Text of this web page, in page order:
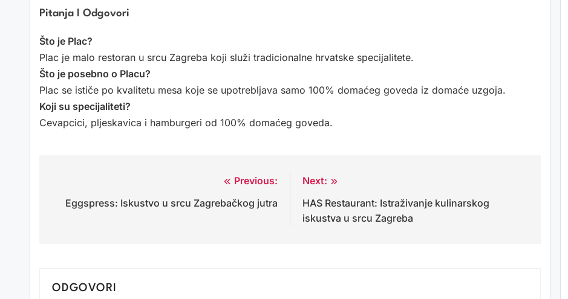
Pitanja I Odgovori
Što je Plac?
Plac je malo restoran u srcu Zagreba koji služi tradicionalne hrvatske specijalitete.
Što je posebno o Placu?
Plac se ističe po kvalitetu mesa koje se upotrebljava samo 100% domaćeg goveda iz domaće uzgoja.
Koji su specijaliteti?
Cevapcici, pljeskavica i hamburgeri od 100% domaćeg goveda.
objava
Previous:
Eggspress: Iskustvo u srcu Zagrebačkog jutra
Next:
HAS Restaurant: Istraživanje kulinarskog
iskustva u srcu Zagreba
ODGOVORI